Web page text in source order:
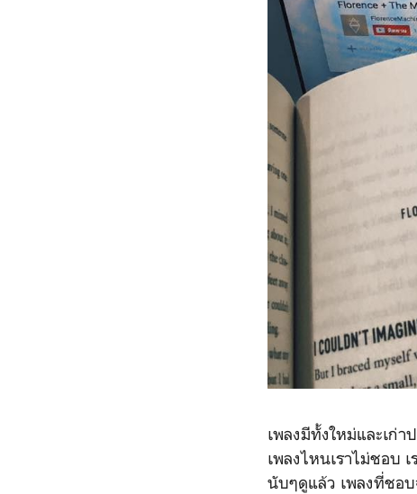
เพลงมีทั้งใหม่และเก่า
เพลงไหนเราไม่ชอบ
นับๆดูแล้ว เพลงที่ชอบ